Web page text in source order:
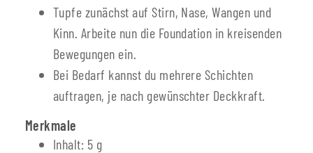
Tupfe zunächst auf Stirn, Nase, Wangen und
Kinn. Arbeite nun die Foundation in kreisenden
Bewegungen ein.
Bei Bedarf kannst du mehrere Schichten
auftragen, je nach gewünschter Deckkraft.
Merkmale
Inhalt: 5 g